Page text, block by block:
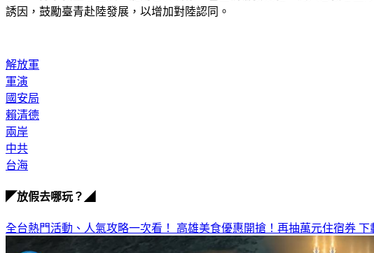
誘因，鼓勵臺青赴陸發展，以增加對陸認同。
解放軍
軍演
國安局
賴清德
兩岸
中共
台海
◤放假去哪玩？◢
全台熱門活動、人氣攻略一次看！ 高雄美食優惠開搶！再抽萬元住宿券 下